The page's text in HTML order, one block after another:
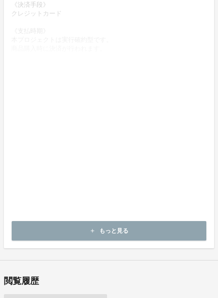
《決済手段》
クレジットカード
《支払時期》
商品到着後14日以内に弊社までご連絡いただいた後、
出品者から対応方法をお客様宛にご連絡致します。
add もっと見る
閲覧履歴